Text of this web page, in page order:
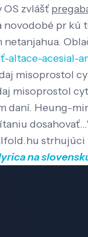
zvlášť
pr kú
netanjahua.
altace-acesial-
misoprostol
misoprostol
daní. Heung-
strhujúci
na